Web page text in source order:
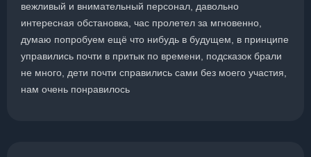
вежливый и внимательный персонал, давольно
интересная обстановка, час пролетел за мгновенно,
думаю попробуем ещё что нибудь в будущем, в принципе
управились почти в притык по времени, подсказок брали
не много, дети почти справились сами без моего участия,
нам очень понравилось